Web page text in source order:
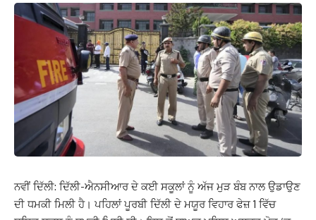
ਨਵੀਂ ਦਿੱਲੀ: ਦਿੱਲੀ-ਐਨਸੀਆਰ ਦੇ ਕਈ ਸਕੂਲਾਂ ਨੂੰ ਅੱਜ ਮੁੜ ਬੰਬ ਨਾਲ ਉਡਾਉਣ
ਦੀ ਧਮਕੀ ਮਿਲੀ ਹੈ। ਪਹਿਲਾਂ ਪੂਰਬੀ ਦਿੱਲੀ ਦੇ ਮਯੂਰ ਵਿਹਾਰ ਫੇਜ਼ 1 ਵਿੱਚ